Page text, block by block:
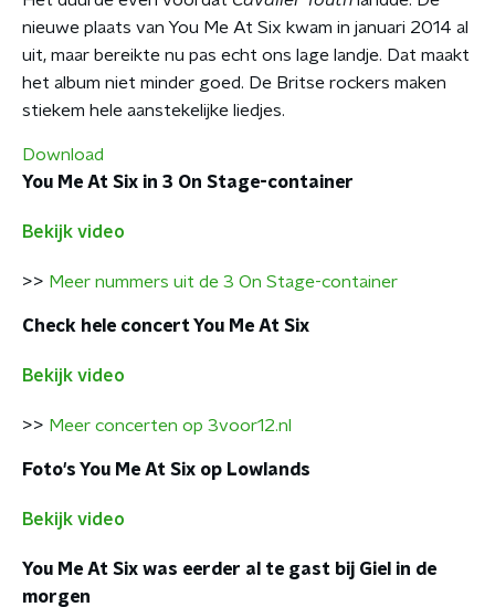
nieuwe plaats van You Me At Six kwam in januari 2014 al
uit, maar bereikte nu pas echt ons lage landje. Dat maakt
het album niet minder goed. De Britse rockers maken
stiekem hele aanstekelijke liedjes.
Download
You Me At Six in 3 On Stage-container
Bekijk video
>> Meer nummers uit de 3 On Stage-container
Check hele concert You Me At Six
Bekijk video
>> Meer concerten op 3voor12.nl
Foto's You Me At Six op Lowlands
Bekijk video
You Me At Six was eerder al te gast bij Giel in de
morgen